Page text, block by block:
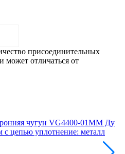
присоединительных
может отличаться от
чугун VG4400-01MM Ду
цепью уплотнение: металл